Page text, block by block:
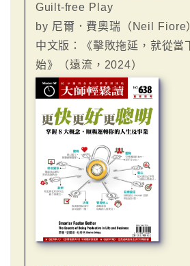
Guilt-free Play
by 尼爾．費奧瑞（Neil Fiore
中文版：《擊敗拖延，就從當
始》（遠流，2024）